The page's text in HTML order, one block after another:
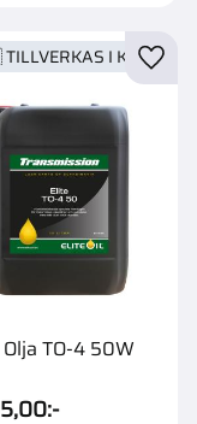
TO-4 50W
:-
I